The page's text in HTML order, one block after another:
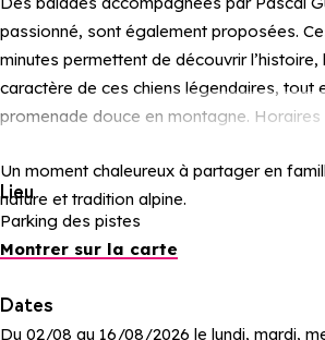
passionné, sont également proposées.
minutes permettent de découvrir l’histoire,
caractère de ces chiens légendaires, tout
promenade douce en montagne. Horaires :
Un moment chaleureux à partager en
nature et tradition alpine.
Lieu
Parking des pistes
Montrer sur la carte
Dates
Du 02/08 au 16/08/2026 le lundi, mardi,